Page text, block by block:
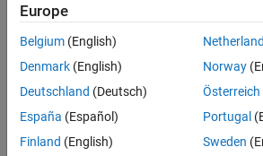
given
numbers
a
according
far
away
Europe
Belgium (English)
Denmark (English)
Deutschland (Deutsch)
España (Español)
Finland (English)
Norway
Österreich
Portugal
Sweden